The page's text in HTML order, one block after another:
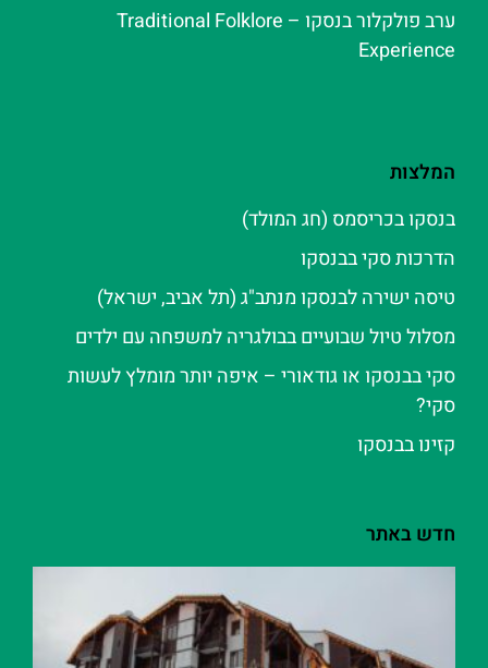
ערב פולקלור בנסקו – Traditional Folklore
Experience
המלצות
בנסקו בכריסמס (חג המולד)
הדרכות סקי בבנסקו
טיסה ישירה לבנסקו מנתב"ג (תל אביב, ישראל)
מסלול טיול שבועיים בבולגריה למשפחה עם ילדים
סקי בבנסקו או גודאורי – איפה יותר מומלץ לעשות
סקי?
קזינו בבנסקו
חדש באתר